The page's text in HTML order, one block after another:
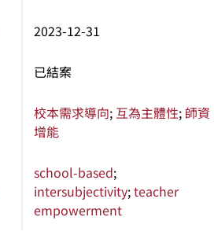
2023-12-31
已結案
校本需求導向; 互為主體性; 師資
增能
school-based;
intersubjectivity;teacher
empowerment